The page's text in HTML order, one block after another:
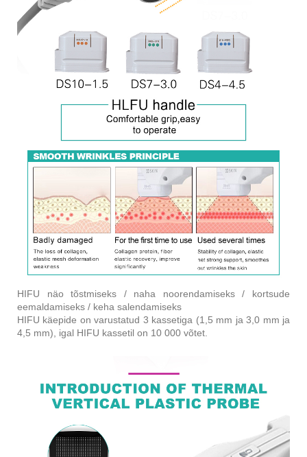
HIFU näo tõstmiseks / naha noorendamiseks / kortsude
eemaldamiseks / keha salendamiseks
HIFU käepide on varustatud 3 kassetiga (1,5 mm ja 3,0 mm ja
4,5 mm), igal HIFU kassetil on 10 000 võtet.